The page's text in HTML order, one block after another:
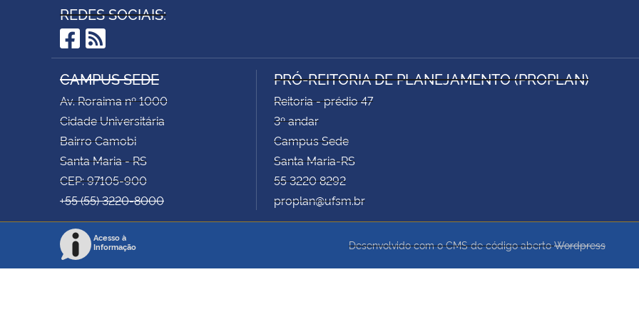
REDES SOCIAIS:
Facebook
RSS
CAMPUS SEDE
Av. Roraima nº 1000
Cidade Universitária
Bairro Camobi
Santa Maria - RS
CEP: 97105-900
+55 (55) 3220-8000
PRÓ-REITORIA DE PLANEJAMENTO (PROPLAN)
Reitoria - prédio 47
3º andar
Campus Sede
Santa Maria-RS
55 3220 8292
proplan@ufsm.br
Acesso à
Informação
Desenvolvido com o CMS de código abertoWordpress